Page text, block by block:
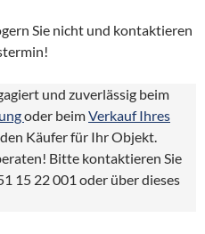
Sie nicht und kontaktieren
und zuverlässig beim
oder beimVerkauf Ihres
Käufer für Ihr Objekt.
Bitte kontaktieren Sie
15 22 001 oder über dieses